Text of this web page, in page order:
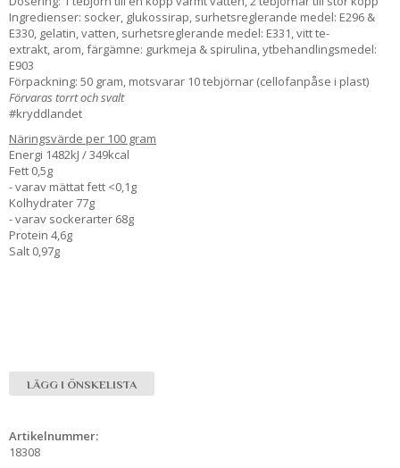
Ingredienser: socker, glukossirap, surhetsreglerande medel: E296 &
E330, gelatin, vatten, surhetsreglerande medel: E331, vitt te-
extrakt, arom, färgämne: gurkmeja & spirulina, ytbehandlingsmedel:
E903
Förpackning: 50 gram, motsvarar 10 tebjörnar (cellofanpåse i plast)
Förvaras torrt och svalt
#kryddlandet
Näringsvärde per 100 gram
Energi 1482kJ / 349kcal
Fett 0,5g
- varav mättat fett <0,1g
Kolhydrater 77g
- varav sockerarter 68g
Protein 4,6g
Salt 0,97g
LÄGG I ÖNSKELISTA
Artikelnummer:
18308